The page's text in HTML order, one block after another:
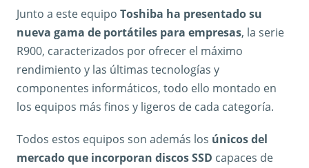
Junto a este equipo Toshiba ha presentado su
nueva gama de portátiles para empresas, la serie
R900, caracterizados por ofrecer el máximo
rendimiento y las últimas tecnologías y
componentes informáticos, todo ello montado en
los equipos más finos y ligeros de cada categoría.
Todos estos equipos son además los únicos del
mercado que incorporan discos SSD capaces de